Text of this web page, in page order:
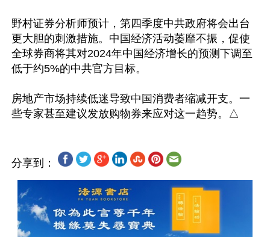
野村证券分析师预计，第四季度中共政府将会出台
更大胆的刺激措施。中国经济活动萎靡不振，促使
全球券商将其对2024年中国经济增长的预测下调至
低于约5%的中共官方目标。
房地产市场持续低迷导致中国消费者缩减开支。一
分享到：